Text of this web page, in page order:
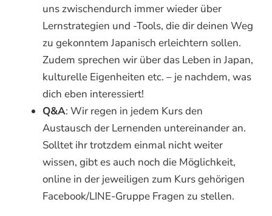
uns zwischendurch immer wieder über
Lernstrategien und -Tools, die dir deinen Weg
zu gekonntem Japanisch erleichtern sollen.
Zudem sprechen wir über das Leben in Japan,
kulturelle Eigenheiten etc. – je nachdem, was
dich eben interessiert!
Q&A: Wir regen in jedem Kurs den
Austausch der Lernenden untereinander an.
Solltet ihr trotzdem einmal nicht weiter
wissen, gibt es auch noch die Möglichkeit,
online in der jeweiligen zum Kurs gehörigen
Facebook/LINE-Gruppe Fragen zu stellen.